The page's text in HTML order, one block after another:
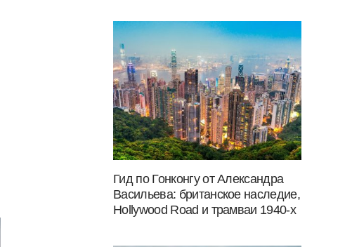
Гид по Гонконгу от Александра
Васильева: британское наследие,
Hollywood Road и трамваи 1940-х